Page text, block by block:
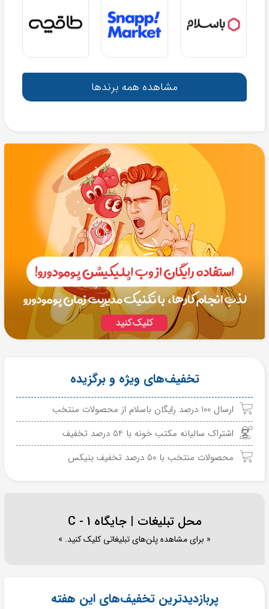
مشاهده همه برندها
تخفیف‌های ویژه و برگزیده
ارسال 100 درصد رایگان باسلام از محصولات منتخب
اشتراک سالیانه مکتب خونه با 54 درصد تخفیف
محصولات منتخب با 50 درصد تخفیف بنیکس
محل تبلیغات | جایگاه C - 1
« برای مشاهده پلن‌های تبلیغاتی کلیک کنید. »
پربازدیدترین تخفیف‌های این هفته